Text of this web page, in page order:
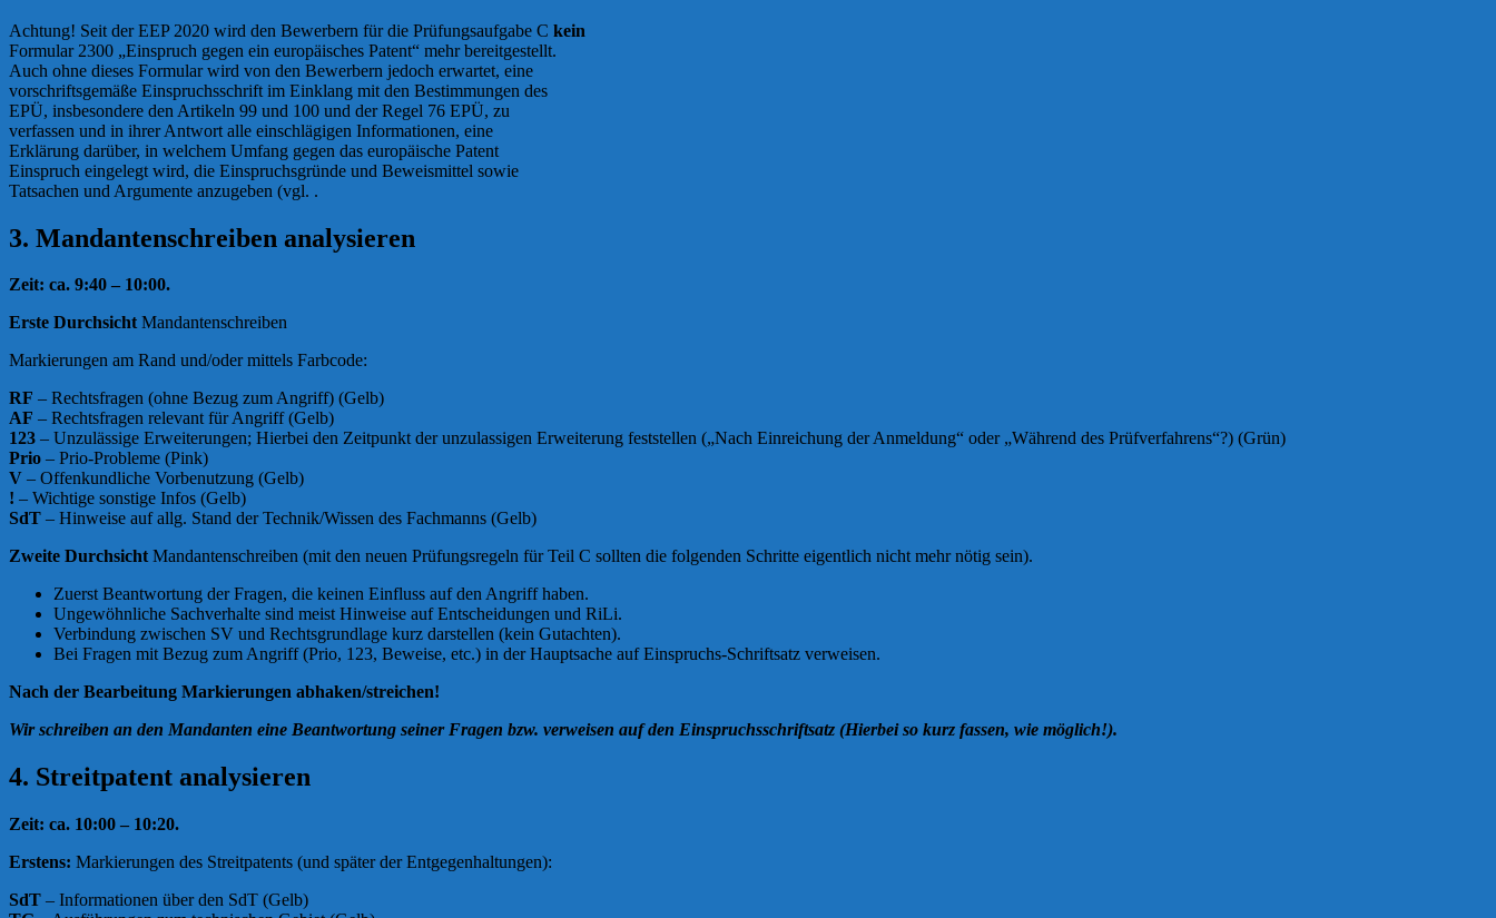
Achtung! Seit der EEP 2020 wird den Bewerbern für die Prüfungsaufgabe C kein
Formular 2300 „Einspruch gegen ein europäisches Patent“ mehr bereitgestellt.
Auch ohne dieses Formular wird von den Bewerbern jedoch erwartet, eine
vorschriftsgemäße Einspruchsschrift im Einklang mit den Bestimmungen des
EPÜ, insbesondere den Artikeln 99 und 100 und der Regel 76 EPÜ, zu
verfassen und in ihrer Antwort alle einschlägigen Informationen, eine
Erklärung darüber, in welchem Umfang gegen das europäische Patent
Einspruch eingelegt wird, die Einspruchsgründe und Beweismittel sowie
Tatsachen und Argumente anzugeben (vgl. .
3. Mandantenschreiben analysieren
Zeit: ca. 9:40 – 10:00.
Erste DurchsichtMandantenschreiben
Markierungen am Rand und/oder mittels Farbcode:
RF – Rechtsfragen (ohne Bezug zum Angriff) (Gelb)
AF – Rechtsfragen relevant für Angriff (Gelb)
123 – Unzulässige Erweiterungen; Hierbei den Zeitpunkt der unzulassigen Erweiterung feststellen („Nach Einreichung der Anmeldung“ oder „Während des Prüfverfahrens“?) (Grün)
Prio – Prio-Probleme (Pink)
V – Offenkundliche Vorbenutzung (Gelb)
! – Wichtige sonstige Infos (Gelb)
SdT – Hinweise auf allg. Stand der Technik/Wissen des Fachmanns (Gelb)
Zweite DurchsichtMandantenschreiben (mit den neuen Prüfungsregeln für Teil C sollten die folgenden Schritte eigentlich nicht mehr nötig sein).
Zuerst Beantwortung der Fragen, die keinen Einfluss auf den Angriff haben.
Ungewöhnliche Sachverhalte sind meist Hinweise auf Entscheidungen und RiLi.
Verbindung zwischen SV und Rechtsgrundlage kurz darstellen (kein Gutachten).
Bei Fragen mit Bezug zum Angriff (Prio, 123, Beweise, etc.) in der Hauptsache auf Einspruchs-Schriftsatz verweisen.
Nach der Bearbeitung Markierungen abhaken/streichen!
Wir schreiben an den Mandanten eine Beantwortung seiner Fragen bzw. verweisen auf den Einspruchsschriftsatz (Hierbei so kurz fassen, wie möglich!).
4. Streitpatent analysieren
Zeit: ca. 10:00 – 10:20.
Erstens: Markierungen des Streitpatents (und später der Entgegenhaltungen):
SdT – Informationen über den SdT (Gelb)